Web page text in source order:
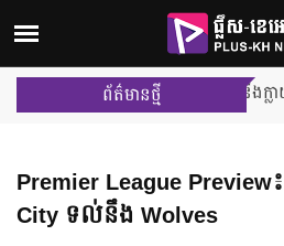
ព័ត៌មានថ្មី
ម៉ីលីង និង នីហឫទ័យ នឹងក្លាយជា Team
Premier League Preview
City ទល់​នឹង Wolves